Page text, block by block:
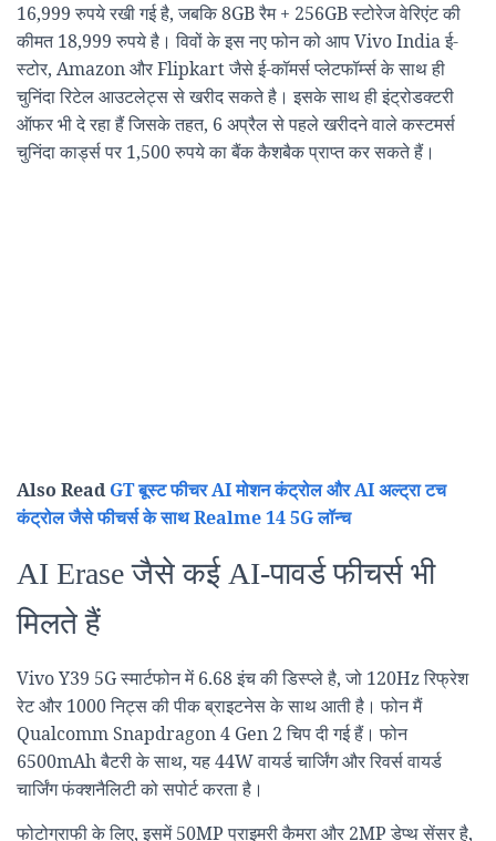
16,999 रुपये रखी गई है, जबकि 8GB रैम + 256GB स्टोरेज वेरिएंट की
कीमत 18,999 रुपये है। विवों के इस नए फोन को आप Vivo India ई-
स्टोर, Amazon और Flipkart जैसे ई-कॉमर्स प्लेटफॉर्म्स के साथ ही
चुनिंदा रिटेल आउटलेट्स से खरीद सकते है। इसके साथ ही इंट्रोडक्टरी
ऑफर भी दे रहा हैं जिसके तहत, 6 अप्रैल से पहले खरीदने वाले कस्टमर्स
चुनिंदा कार्ड्स पर 1,500 रुपये का बैंक कैशबैक प्राप्त कर सकते हैं।
Also ReadGT बूस्ट फीचर AI मोशन कंट्रोल और AI अल्ट्रा टच
कंट्रोल जैसे फीचर्स के साथ Realme 14 5G लॉन्च
AI Erase जैसे कई AI-पावर्ड फीचर्स भी
मिलते हैं
Vivo Y39 5G स्मार्टफोन में 6.68 इंच की डिस्प्ले है, जो 120Hz रिफ्रेश
रेट और 1000 निट्स की पीक ब्राइटनेस के साथ आती है। फोन मैं
Qualcomm Snapdragon 4 Gen 2 चिप दी गई हैं। फोन
6500mAh बैटरी के साथ, यह 44W वायर्ड चार्जिंग और रिवर्स वायर्ड
चार्जिंग फंक्शनैलिटी को सपोर्ट करता है।
फोटोग्राफी के लिए, इसमें 50MP प्राइमरी कैमरा और 2MP डेप्थ सेंसर है,